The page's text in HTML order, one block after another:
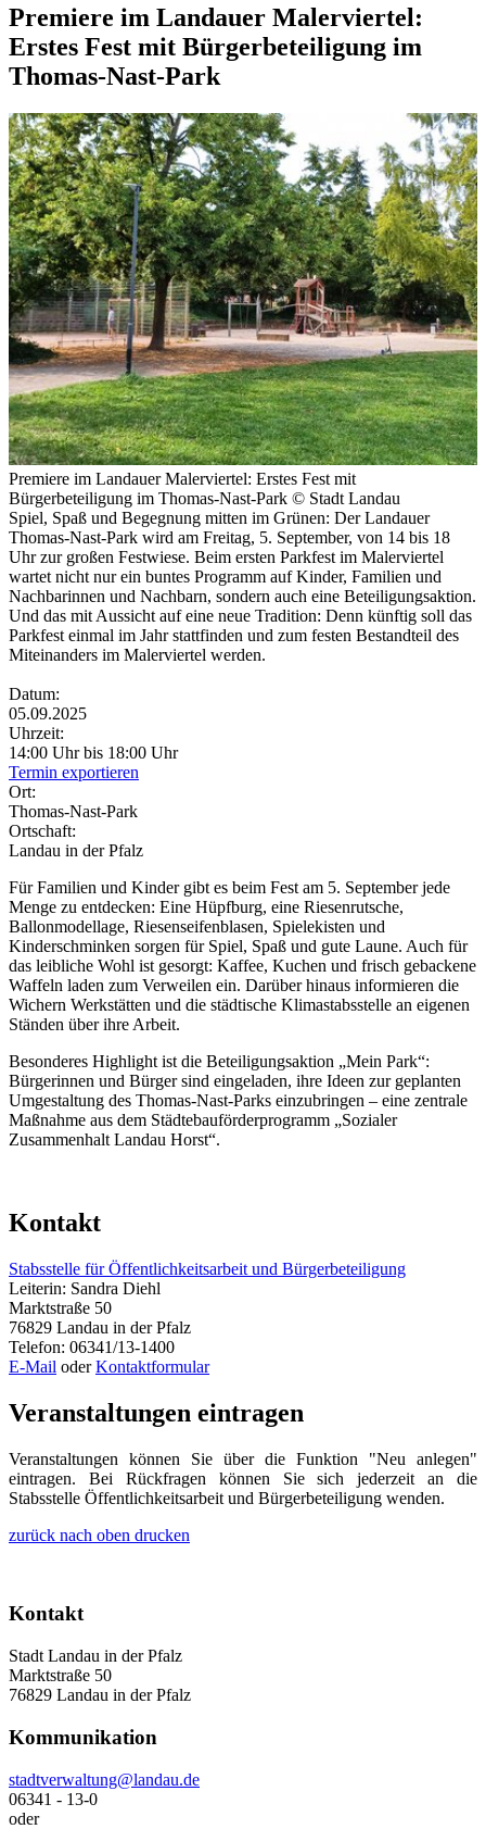
Premiere im Landauer Malerviertel:
Erstes Fest mit Bürgerbeteiligung im
Thomas-Nast-Park
Premiere im Landauer Malerviertel: Erstes Fest mit
Bürgerbeteiligung im Thomas-Nast-Park © Stadt Landau
Spiel, Spaß und Begegnung mitten im Grünen: Der Landauer
Thomas-Nast-Park wird am Freitag, 5. September, von 14 bis 18
Uhr zur großen Festwiese. Beim ersten Parkfest im Malerviertel
wartet nicht nur ein buntes Programm auf Kinder, Familien und
Nachbarinnen und Nachbarn, sondern auch eine Beteiligungsaktion.
Und das mit Aussicht auf eine neue Tradition: Denn künftig soll das
Parkfest einmal im Jahr stattfinden und zum festen Bestandteil des
Miteinanders im Malerviertel werden.
Datum:
05.09.2025
Uhrzeit:
14:00 Uhr bis 18:00 Uhr
Termin exportieren
Ort:
Thomas-Nast-Park
Ortschaft:
Landau in der Pfalz
Für Familien und Kinder gibt es beim Fest am 5. September jede
Menge zu entdecken: Eine Hüpfburg, eine Riesenrutsche,
Ballonmodellage, Riesenseifenblasen, Spielekisten und
Kinderschminken sorgen für Spiel, Spaß und gute Laune. Auch für
das leibliche Wohl ist gesorgt: Kaffee, Kuchen und frisch gebackene
Waffeln laden zum Verweilen ein. Darüber hinaus informieren die
Wichern Werkstätten und die städtische Klimastabsstelle an eigenen
Ständen über ihre Arbeit.
Besonderes Highlight ist die Beteiligungsaktion „Mein Park“:
Bürgerinnen und Bürger sind eingeladen, ihre Ideen zur geplanten
Umgestaltung des Thomas-Nast-Parks einzubringen – eine zentrale
Maßnahme aus dem Städtebauförderprogramm „Sozialer
Zusammenhalt Landau Horst“.
Kontakt
Stabsstelle für Öffentlichkeitsarbeit und Bürgerbeteiligung
Leiterin: Sandra Diehl
Marktstraße 50
76829 Landau in der Pfalz
Telefon: 06341/13-1400
E-Mail oderKontaktformular
Veranstaltungen eintragen
Veranstaltungen können Sie über die Funktion "Neu anlegen"
eintragen. Bei Rückfragen können Sie sich jederzeit an die
Stabsstelle Öffentlichkeitsarbeit und Bürgerbeteiligung wenden.
zurück nach oben drucken
Kontakt
Stadt Landau in der Pfalz
Marktstraße 50
76829 Landau in der Pfalz
Kommunikation
stadtverwaltung@landau.de
06341 - 13-0
oder